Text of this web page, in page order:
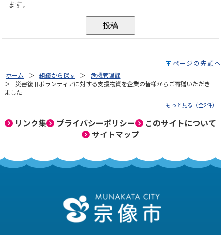
ページの先頭へ
ホーム 組織から探す
危機管理課
災害復旧ボランティアに対する支援物資を企業の皆様からご寄贈いただき
ました
もっと見る（全2件）
リンク集 プライバシーポリシー
このサイトについて
サイトマップ